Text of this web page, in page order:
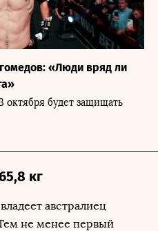
«Люди вряд ли
октября будет защищать
кг
австралиец
не менее первый